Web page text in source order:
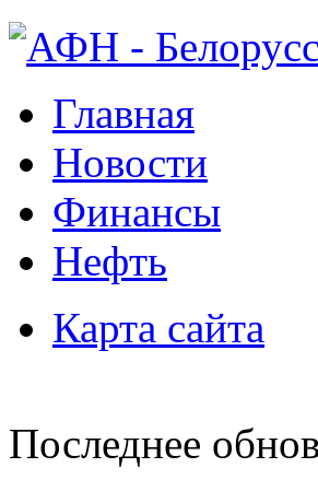
Главная
Новости
Финансы
Нефть
Карта сайта
Последнее